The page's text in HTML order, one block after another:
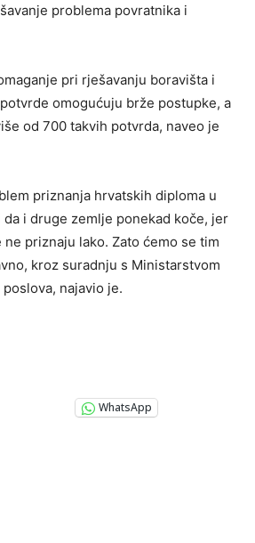
problema povratnika i
pri rješavanju boravišta i
omogućuju brže postupke, a
od 700 takvih potvrda, naveo je
priznanja hrvatskih diploma u
i druge zemlje ponekad koče, jer
priznaju lako. Zato ćemo se tim
kroz suradnju s Ministarstvom
najavio je.
WhatsApp